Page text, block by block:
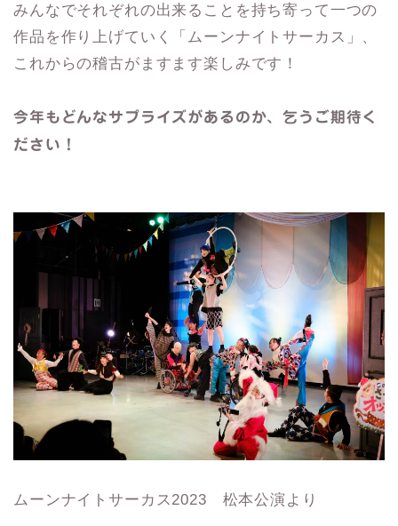
みんなでそれぞれの出来ることを持ち寄って一つの
作品を作り上げていく「ムーンナイトサーカス」、
これからの稽古がますます楽しみです！
今年もどんなサプライズがあるのか、乞うご期待く
ださい！
ムーンナイトサーカス2023 松本公演より